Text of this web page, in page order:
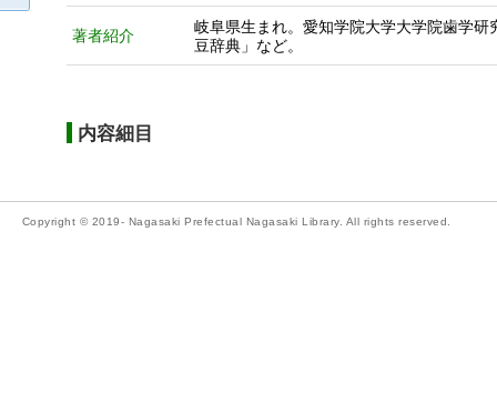
著者紹介
岐阜県生まれ。愛知学院大学大学院歯学
豆辞典」など。
内容細目
Copyright © 2019- Nagasaki Prefectual Nagasaki Library. All rights reserved.